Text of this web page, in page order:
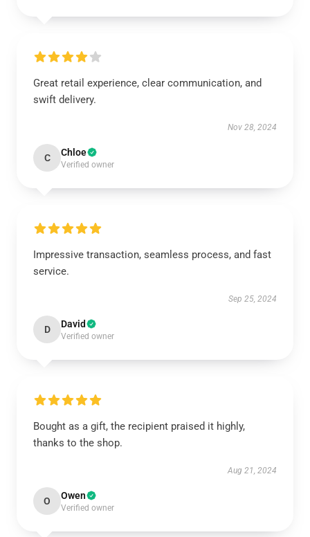
Great retail experience, clear communication, and
swift delivery.
Nov 28, 2024
C Chloe
Verified owner
Impressive transaction, seamless process, and fast
service.
Sep 25, 2024
D David
Verified owner
Bought as a gift, the recipient praised it highly,
thanks to the shop.
Aug 21, 2024
O Owen
Verified owner